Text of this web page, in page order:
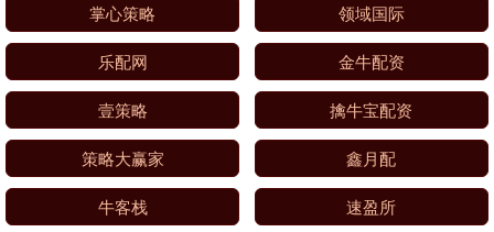
掌心策略 领域国际
乐配网 金牛配资
壹策略 擒牛宝配资
策略大赢家 鑫月配
牛客栈 速盈所